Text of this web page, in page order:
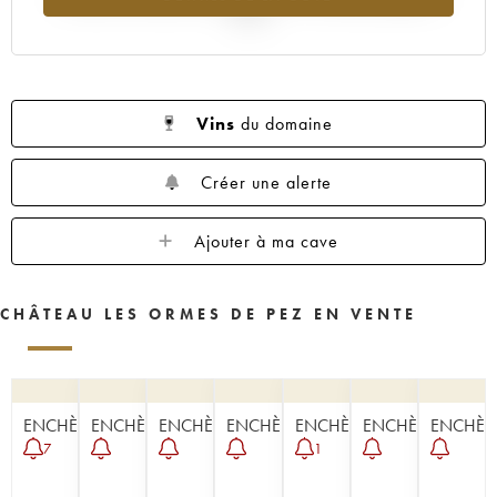
Vins du domaine
Créer une alerte
Ajouter à ma cave
CHÂTEAU LES ORMES DE PEZ EN VENTE
ENCHÈRE
7
ENCHÈREENCHÈREENCHÈREENCHÈRE
1
ENCHÈRE